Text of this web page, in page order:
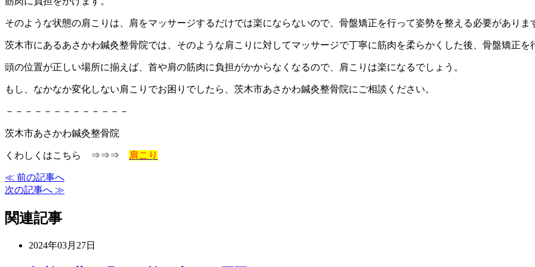
そのような状態の肩こりは、肩をマッサージするだけでは楽にならないので、骨盤矯正を行って姿勢を整える必要がありま
茨木市にあるあさかわ鍼灸整骨院では、そのような肩こりに対してマッサージで丁寧に筋肉を柔らかくした後、骨盤矯正を
頭の位置が正しい場所に揃えば、首や肩の筋肉に負担がかからなくなるので、肩こりは楽になるでしょう。
もし、なかなか変化しない肩こりでお困りでしたら、茨木市あさかわ鍼灸整骨院にご相談ください。
－－－－－－－－－－－－－
茨木市あさかわ鍼灸整骨院
くわしくはこちら ⇒⇒⇒ 肩こり
≪ 前の記事へ
次の記事へ ≫
関連記事
2024年03月27日